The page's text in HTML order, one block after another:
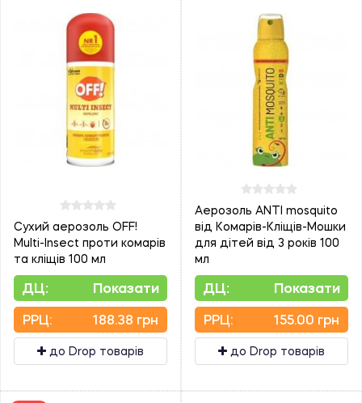
Cухий аерозоль OFF!
Multi-Insect проти комарів
та кліщів 100 мл
ДЦ: Показати
PPЦ: 188.38 грн
до Drop товарів
Аерозоль ANTI mosquito
від Комарів-Кліщів-Мошки
для дітей від 3 років 100
мл
ДЦ: Показати
PPЦ: 155.00 грн
до Drop товарів